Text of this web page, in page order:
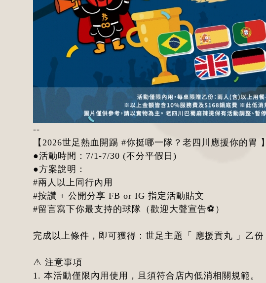
--
【2026世足熱血開踢 #你挺哪一隊？老四川應援你的胃 】
●活動時間：7/1-7/30 (不分平假日)
●方案說明：
#兩人以上同行內用
#按讚 + 公開分享 FB or IG 指定活動貼文
#留言寫下你最支持的球隊（歡迎大聲宣告⚽）
完成以上條件，即可獲得：世足主題「 應援貢丸 」乙份
⚠️ 注意事項
1. 本活動僅限內用使用，且須符合店內低消相關規範。